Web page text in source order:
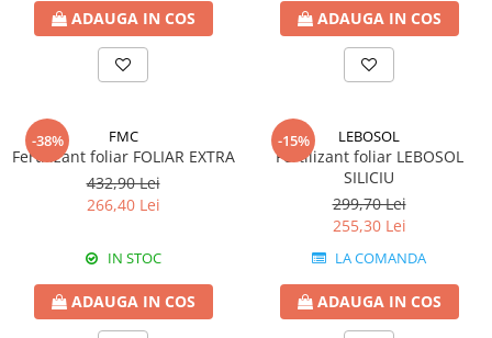
Fertilizanți foliari
CEREALE DE TOAMNĂ
Fertilizanți foliari
CEREALE PĂIOASE
Tratament semințe
Biostimulatori
Fertilizanți foliari
CHIMEN
Fungicide
Fertilizanți foliari
SÂMBUROASE
Insecticide
Acaricide
Biostimulatori
Fertilizanți foliari
Insecticide
ADAUGA IN COS ADAUGA IN COS
-38% FMC
Fertilizant foliar FOLIAR EXTRA
432,90 Lei
266,40 Lei
IN STOC
ADAUGA IN COS
-15% LEBOSOL
Fertilizant foliar LEBOSOL
SILICIU
299,70 Lei
255,30 Lei
LA COMANDA
ADAUGA IN COS